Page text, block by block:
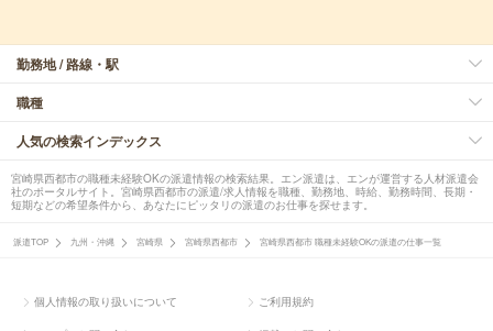
勤務地 / 路線・駅
職種
人気の検索インデックス
宮崎県西都市の職種未経験OKの派遣情報の検索結果。エン派遣は、エンが運営する人材派遣会
社のポータルサイト。宮崎県西都市の派遣/求人情報を職種、勤務地、時給、勤務時間、長期・
短期などの希望条件から、あなたにピッタリの派遣のお仕事を探せます。
派遣TOP 九州・沖縄 宮崎県 宮崎県西都市 宮崎県西都市 職種未経験OKの派遣の仕事一覧
個人情報の取り扱いについて ご利用規約